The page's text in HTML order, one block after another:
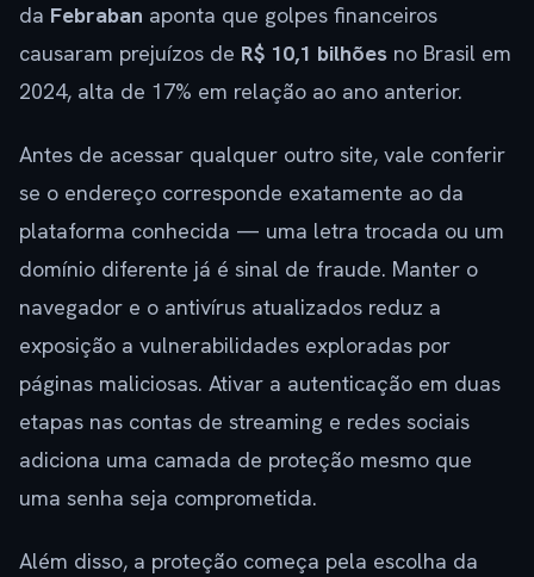
da Febraban aponta que golpes financeiros
causaram prejuízos de R$ 10,1 bilhões no Brasil em
2024, alta de 17% em relação ao ano anterior.
Antes de acessar qualquer outro site, vale conferir
se o endereço corresponde exatamente ao da
plataforma conhecida — uma letra trocada ou um
domínio diferente já é sinal de fraude. Manter o
navegador e o antivírus atualizados reduz a
exposição a vulnerabilidades exploradas por
páginas maliciosas. Ativar a autenticação em duas
etapas nas contas de streaming e redes sociais
adiciona uma camada de proteção mesmo que
uma senha seja comprometida.
Além disso, a proteção começa pela escolha da